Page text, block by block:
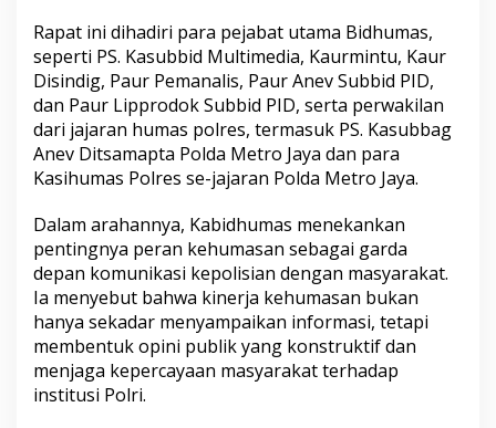
Rapat ini dihadiri para pejabat utama Bidhumas,
seperti PS. Kasubbid Multimedia, Kaurmintu, Kaur
Disindig, Paur Pemanalis, Paur Anev Subbid PID,
dan Paur Lipprodok Subbid PID, serta perwakilan
dari jajaran humas polres, termasuk PS. Kasubbag
Anev Ditsamapta Polda Metro Jaya dan para
Kasihumas Polres se-jajaran Polda Metro Jaya.
Dalam arahannya, Kabidhumas menekankan
pentingnya peran kehumasan sebagai garda
depan komunikasi kepolisian dengan masyarakat.
Ia menyebut bahwa kinerja kehumasan bukan
hanya sekadar menyampaikan informasi, tetapi
membentuk opini publik yang konstruktif dan
menjaga kepercayaan masyarakat terhadap
institusi Polri.